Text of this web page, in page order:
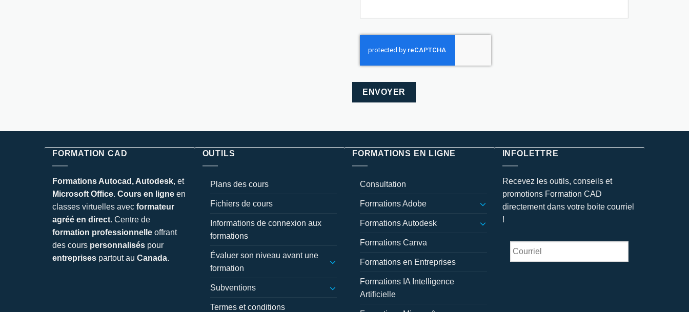
FORMATION CAD
Formations Autocad, Autodesk, et
Microsoft Office. Cours en ligne en
classes virtuelles avec formateur
agréé en direct. Centre de
formation professionnelle offrant
des cours personnalisés pour
entreprises partout au Canada.
OUTILS
Plans des cours
Fichiers de cours
Informations de connexion aux
formations
Évaluer son niveau avant une
formation
Subventions
Termes et conditions
FORMATIONS EN LIGNE
Consultation
Formations Adobe
Formations Autodesk
Formations Canva
Formations en Entreprises
Formations IA Intelligence
Artificielle
INFOLETTRE
Recevez les outils, conseils et
promotions Formation CAD
directement dans votre boite courriel
!
Courriel *